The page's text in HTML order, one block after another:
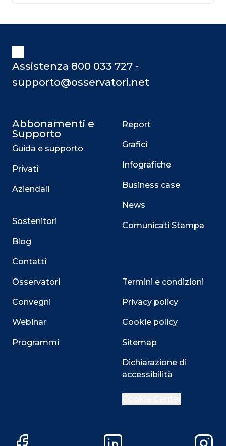
Assistenza 800 033 727 -
supporto@osservatori.net
Abbonamenti e
Supporto
Guida e supporto
Privati
Aziendali
Sostenitori
Blog
Contatti
Osservatori
Convegni
Webinar
Programmi
Report
Grafici
Infografiche
Business case
News
Comunicati Stampa
Termini e condizioni
Privacy policy
Cookie policy
Sitemap
Dichiarazione di
accessibilità
Su questo sito web utilizziamo cookie tecnici necessari